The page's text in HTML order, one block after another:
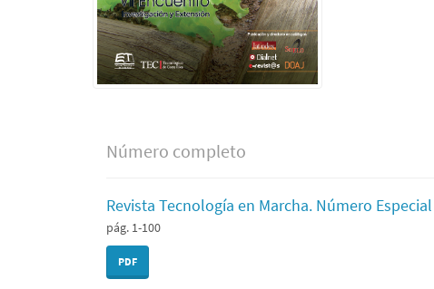
Número completo
Revista Tecnología en Marcha. Número
pág. 1-100
PDF